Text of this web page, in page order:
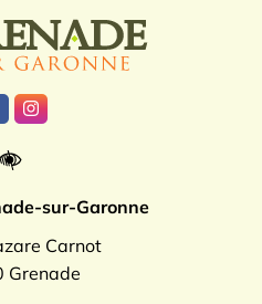
vers le compte Facebook
Lien vers le compte
sur-Garonne
Carnot
Grenade